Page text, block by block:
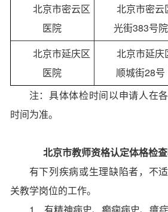
北京市密云区
医院
北京市密云
光街383号院
北京市延庆区
医院
北京市延庆
顺城街28号
注：具体体检时间以申请人在
时间为准。
北京市教师资格认定体格检查
有下列疾病或生理缺陷者，不
关教学岗位的工作。